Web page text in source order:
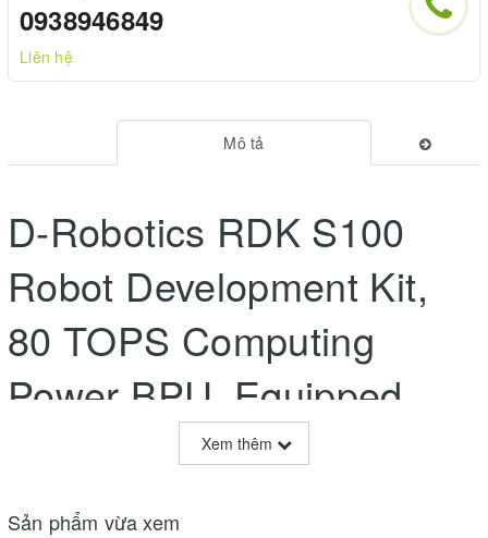
0938946849
Liên hệ
Mô tả
D-Robotics RDK S100
Robot Development Kit,
80 TOPS Computing
Power BPU, Equipped
With RDK S100 Intelligent
Computing Power Core
Xem thêm
Sản phẩm vừa xem